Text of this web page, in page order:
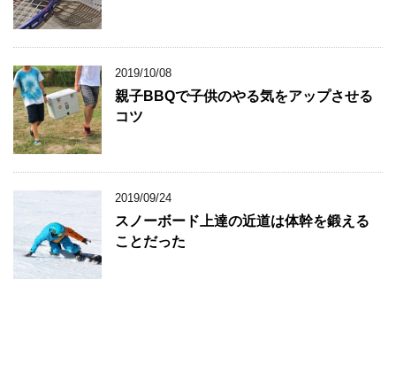
2019/10/08
親子BBQで子供のやる気をアップさせる
コツ
2019/09/24
スノーボード上達の近道は体幹を鍛える
ことだった